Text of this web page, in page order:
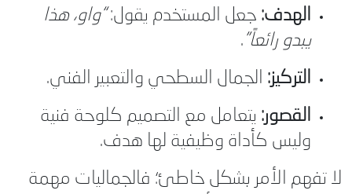
الهدف: جعل المستخدم يقول:“واو، هذا
يبدو رائعاً” .
التركيز: الجمال السطحي والتعبير الفني.
القصور: يتعامل مع التصميم كلوحة فنية
وليس كأداة وظيفية لها هدف.
لا تفهم الأمر بشكل خاطئ؛ فالجماليات مهمة